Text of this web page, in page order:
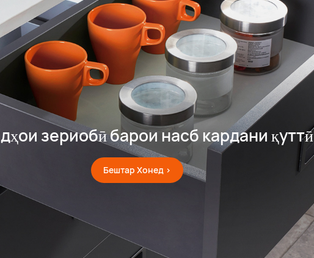
зериобӣ барои насб кардани қуттӣ
Бештар Хонед >